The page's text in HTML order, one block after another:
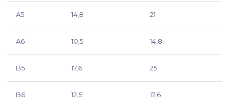
A5 14,8 21
A6 10,5 14,8
B5 17,6 25
B6 12,5 17,6